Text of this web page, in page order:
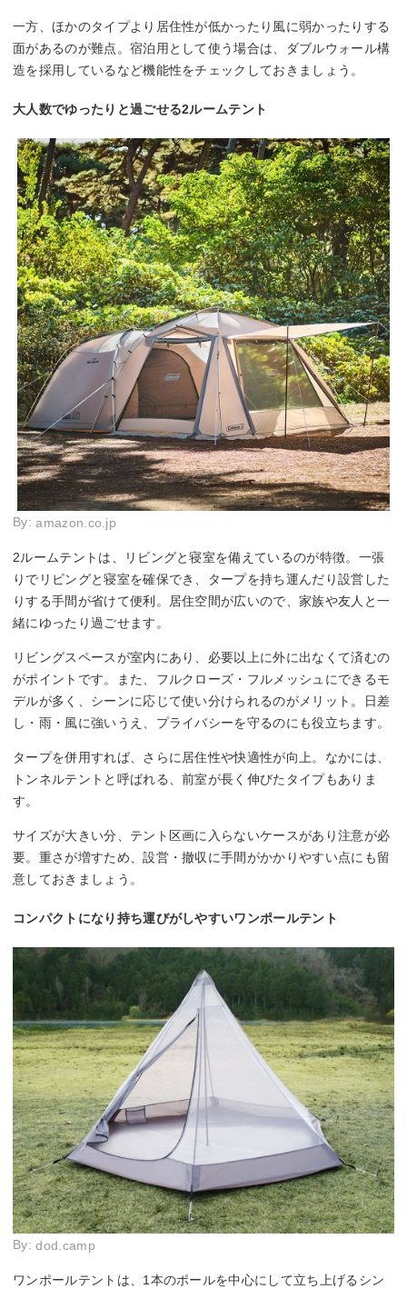
一方、ほかのタイプより居住性が低かったり風に弱かったりする
面があるのが難点。宿泊用として使う場合は、ダブルウォール構
造を採用しているなど機能性をチェックしておきましょう。
大人数でゆったりと過ごせる2ルームテント
By:amazon.co.jp
2ルームテントは、リビングと寝室を備えているのが特徴。一張
りでリビングと寝室を確保でき、タープを持ち運んだり設営した
りする手間が省けて便利。居住空間が広いので、家族や友人と一
緒にゆったり過ごせます。
リビングスペースが室内にあり、必要以上に外に出なくて済むの
がポイントです。また、フルクローズ・フルメッシュにできるモ
デルが多く、シーンに応じて使い分けられるのがメリット。日差
し・雨・風に強いうえ、プライバシーを守るのにも役立ちます。
タープを併用すれば、さらに居住性や快適性が向上。なかには、
トンネルテントと呼ばれる、前室が長く伸びたタイプもありま
す。
サイズが大きい分、テント区画に入らないケースがあり注意が必
要。重さが増すため、設営・撤収に手間がかかりやすい点にも留
意しておきましょう。
コンパクトになり持ち運びがしやすいワンポールテント
By:dod.camp
ワンポールテントは、1本のポールを中心にして立ち上げるシン